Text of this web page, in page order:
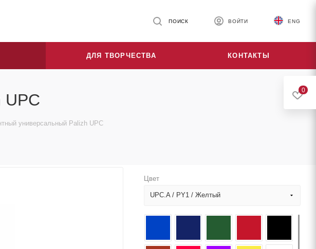
ENG
ВОЙТИ
ПОИСК
ДЛЯ ТВОРЧЕСТВА КОНТАКТЫ
UPC
универсальный Palizh UPC
Цвет
UPC.A / PY1 / Желтый
0